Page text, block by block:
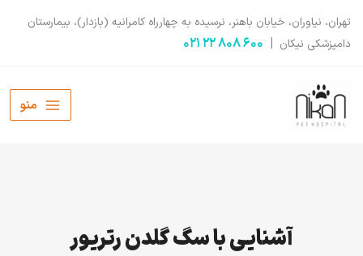
محتوا
تهران، نیاوران، خیابان باهنر، نرسیده به چهارراه کامرانیه (بازدار)، بیمارستان
دامپزشکی نیکان | ۶۰۰ ۸۰۸ ۲۲ ۰۲۱
منو
آشنایی با سگ گلدن رتریور